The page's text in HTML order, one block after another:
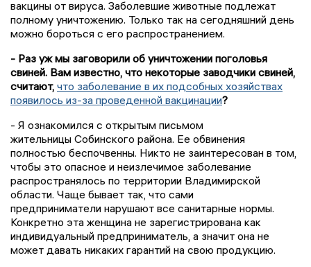
вакцины от вируса. Заболевшие животные подлежат
полному уничтожению. Только так на сегодняшний день
можно бороться с его распространением.
- Раз уж мы заговорили об уничтожении поголовья
свиней. Вам известно, что некоторые заводчики свиней,
считают, что заболевание в их подсобных хозяйствах
появилось из-за проведенной вакцинации?
- Я ознакомился с открытым письмом
жительницы Собинского района. Ее обвинения
полностью беспочвенны. Никто не заинтересован в том,
чтобы это опасное и неизлечимое заболевание
распространялось по территории Владимирской
области. Чаще бывает так, что сами
предприниматели нарушают все санитарные нормы.
Конкретно эта женщина не зарегистрирована как
индивидуальный предприниматель, а значит она не
может давать никаких гарантий на свою продукцию.